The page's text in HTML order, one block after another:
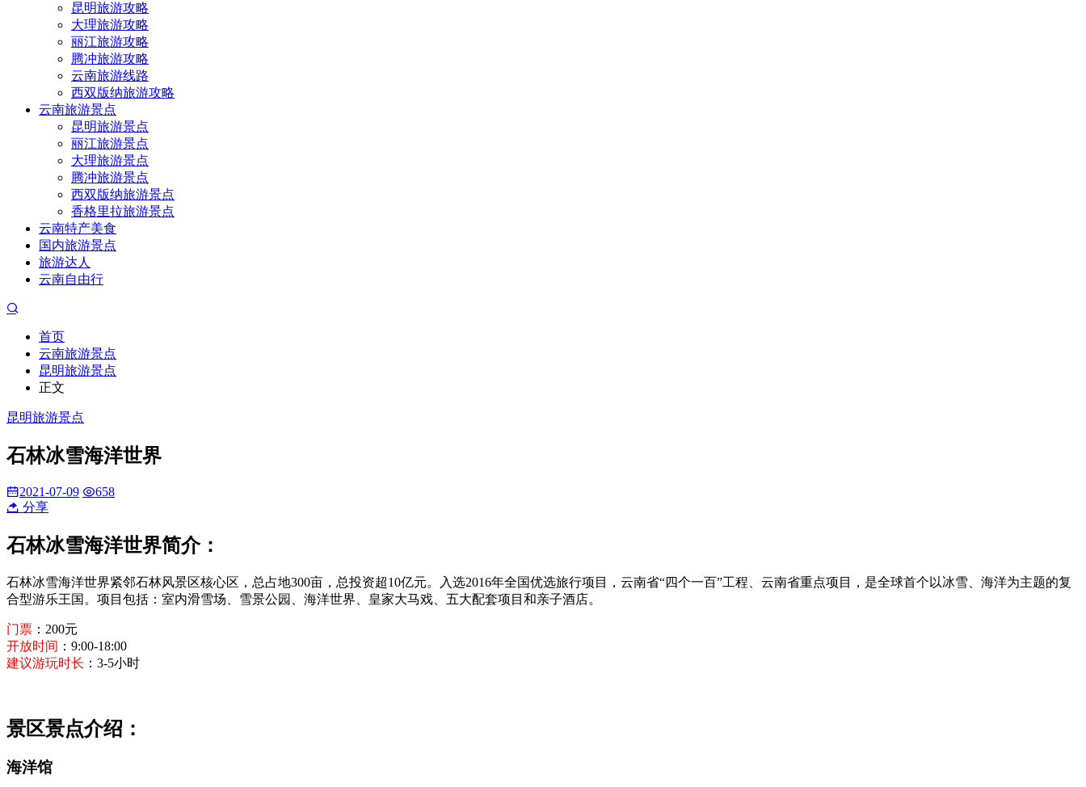
昆明旅游攻略
大理旅游攻略
丽江旅游攻略
腾冲旅游攻略
云南旅游线路
西双版纳旅游攻略
云南旅游景点
昆明旅游景点
丽江旅游景点
大理旅游景点
腾冲旅游景点
西双版纳旅游景点
香格里拉旅游景点
云南特产美食
国内旅游景点
旅游达人
云南自由行
首页
云南旅游景点
昆明旅游景点
正文
昆明旅游景点
石林冰雪海洋世界
2021-07-09
658
分享
石林冰雪海洋世界简介：
石林冰雪海洋世界紧邻石林风景区核心区，总占地300亩，总投资超10亿元。入选2016年全国优选旅行项目，云南省“四个一百”工程、云南省重点项目，是全球首个以冰雪、海洋为主题的复
合型游乐王国。项目包括：室内滑雪场、雪景公园、海洋世界、皇家大马戏、五大配套项目和亲子酒店。
门票 ：200元
开放时间 ：9:00-18:00
建议游玩时长 ：3-5小时
景区景点介绍：
海洋馆